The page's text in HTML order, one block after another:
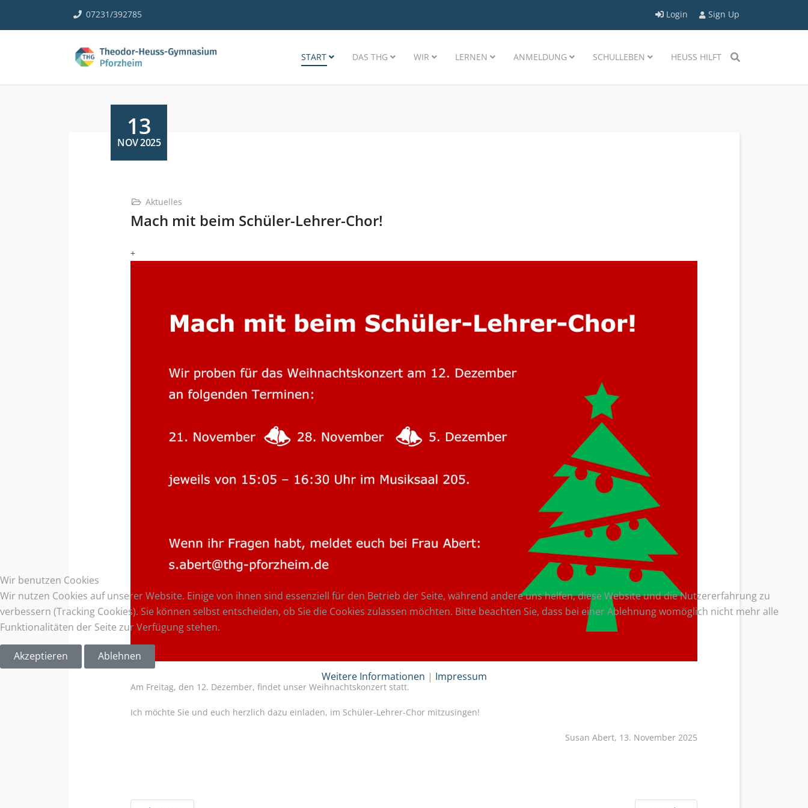
07231/392785 Login Sign Up
START DAS THG WIR LERNEN ANMELDUNG SCHULLEBEN HEUSS HILFT
13
NOV 2025
Aktuelles
Mach mit beim Schüler-Lehrer-Chor!
+
Am Freitag, den 12. Dezember, findet unser Weihnachtskonzert statt.
Ich möchte Sie und euch herzlich dazu einladen, im Schüler-Lehrer-Chor mitzusingen!
Susan Abert, 13. November 2025
Wir benutzen Cookies
Wir nutzen Cookies auf unserer Website. Einige von ihnen sind essenziell für den Betrieb der Seite, während andere uns helfen, diese Website und die Nutzererfahrung zu
verbessern (Tracking Cookies). Sie können selbst entscheiden, ob Sie die Cookies zulassen möchten. Bitte beachten Sie, dass bei einer Ablehnung womöglich nicht mehr alle
Funktionalitäten der Seite zur Verfügung stehen.
Akzeptieren
Ablehnen
Weitere Informationen | Impressum